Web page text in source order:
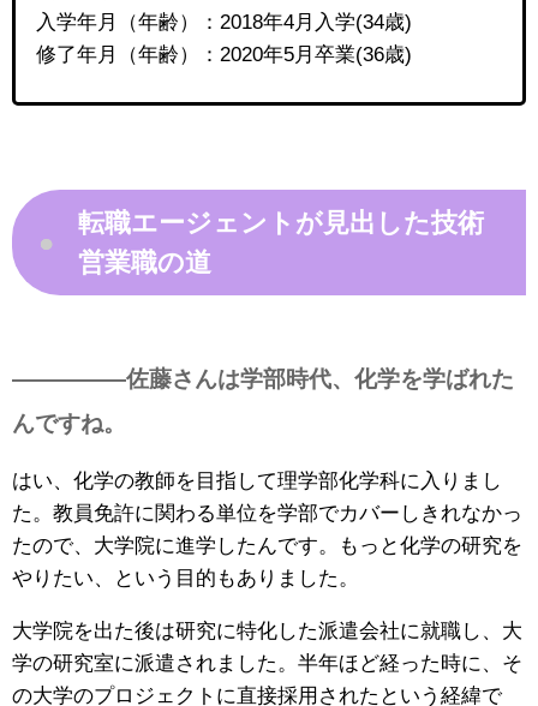
入学年月（年齢）：2018年4月入学(34歳)
修了年月（年齢）：2020年5月卒業(36歳)
●
転職エージェントが見出した技術
営業職の道
—————佐藤さんは学部時代、化学を学ばれた
んですね。
はい、化学の教師を目指して理学部化学科に入りまし
た。教員免許に関わる単位を学部でカバーしきれなかっ
たので、大学院に進学したんです。もっと化学の研究を
やりたい、という目的もありました。
大学院を出た後は研究に特化した派遣会社に就職し、大
学の研究室に派遣されました。半年ほど経った時に、そ
の大学のプロジェクトに直接採用されたという経緯で